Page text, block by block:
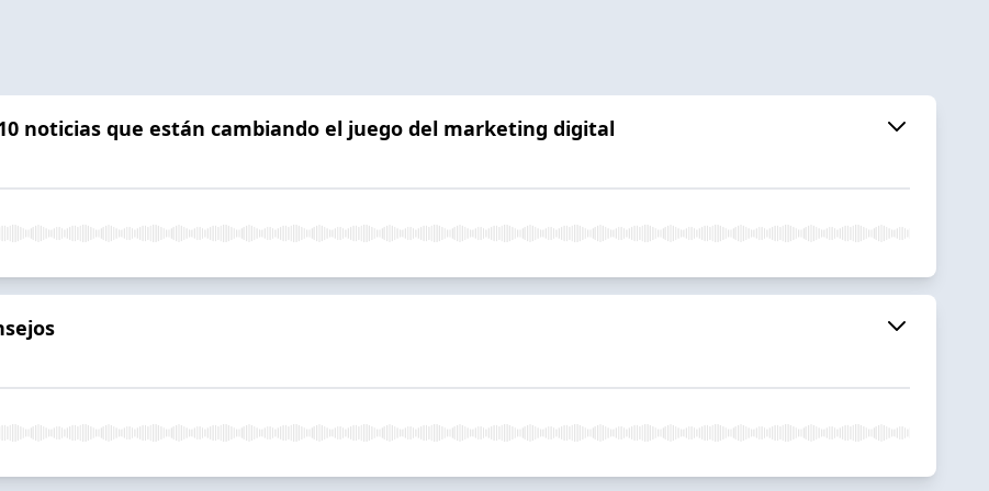
noticias que están cambiando el juego del marketing digital